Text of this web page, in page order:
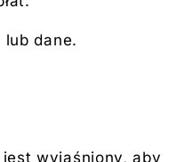
lub dane.
wyjaśniony, aby